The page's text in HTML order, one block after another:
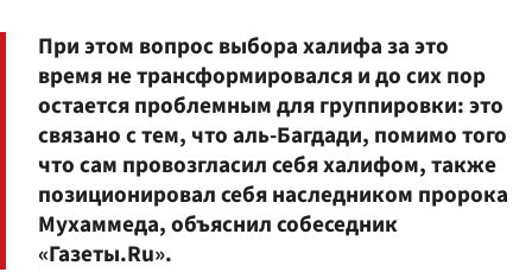
При этом вопрос выбора халифа за это
время не трансформировался и до сих пор
остается проблемным для группировки: это
связано с тем, что аль-Багдади, помимо того
что сам провозгласил себя халифом, также
позиционировал себя наследником пророка
Мухаммеда, объяснил собеседник
«Газеты.Ru».